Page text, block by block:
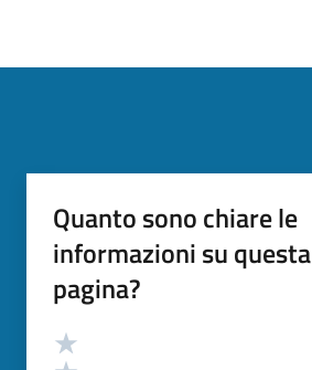
Quanto sono chiare le
informazioni su questa
pagina?
Valutazione